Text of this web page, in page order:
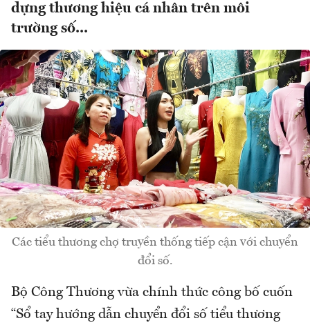
dựng thương hiệu cá nhân trên môi
trường số...
Các tiểu thương chợ truyền thống tiếp cận với chuyển
đổi số.
Bộ Công Thương vừa chính thức công bố cuốn
“Sổ tay hướng dẫn chuyển đổi số tiểu thương